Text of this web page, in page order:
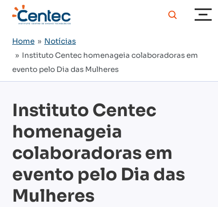
Home » Notícias
» Instituto Centec homenageia colaboradoras em
evento pelo Dia das Mulheres
Instituto Centec
homenageia
colaboradoras em
evento pelo Dia das
Mulheres